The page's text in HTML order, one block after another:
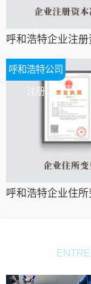
呼和浩特企业注
呼和浩特公司
注册
呼和浩特企业住所